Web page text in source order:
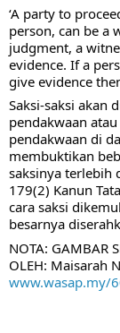
‘A party to
judgment, a
evidence. If a
give evidence
Saksi-saksi akan
pendakwaan
pendakwaan di
membuktikan
saksinya terlebih
179(2) Kanun
cara saksi
besarnya
NOTA: GAMBAR
OLEH: Maisarah
www.wasap.my/